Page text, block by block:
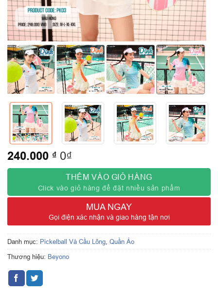
240.000 ₫ 0₫
THÊM VÀO GIỎ HÀNG
Click vào giỏ hàng để đặt nhiều sản phẩm
MUA NGAY
Gọi điện xác nhận và giao hàng tận nơi
Danh mục: Pickelball Và Cầu Lông Quần Áo
Thương hiệu: Beyono